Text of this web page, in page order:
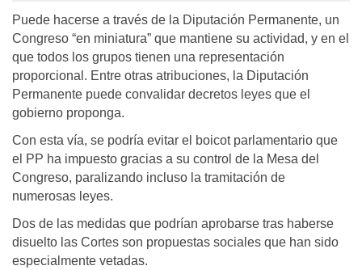
Puede hacerse a través de la Diputación Permanente, un
Congreso “en miniatura” que mantiene su actividad, y en el
que todos los grupos tienen una representación
proporcional. Entre otras atribuciones, la Diputación
Permanente puede convalidar decretos leyes que el
gobierno proponga.
Con esta vía, se podría evitar el boicot parlamentario que
el PP ha impuesto gracias a su control de la Mesa del
Congreso, paralizando incluso la tramitación de
numerosas leyes.
Dos de las medidas que podrían aprobarse tras haberse
disuelto las Cortes son propuestas sociales que han sido
especialmente vetadas.